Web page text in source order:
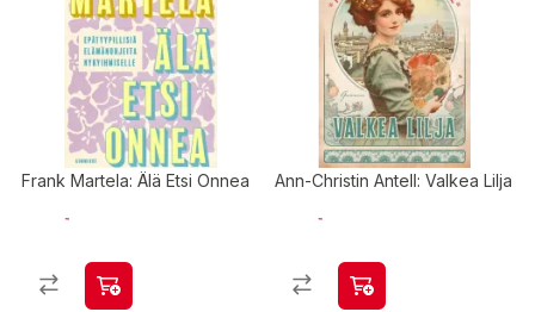
Frank Martela: Älä Etsi Onnea​ Ann-Christin Antell: Valkea Lilja